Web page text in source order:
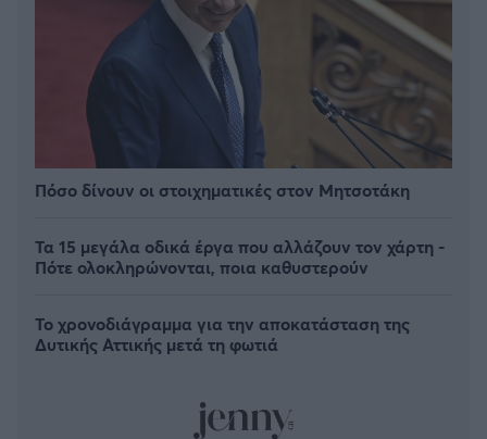
Πόσο δίνουν οι στοιχηματικές στον Μητσοτάκη
Τα 15 μεγάλα οδικά έργα που αλλάζουν τον χάρτη -
Πότε ολοκληρώνονται, ποια καθυστερούν
Το χρονοδιάγραμμα για την αποκατάσταση της
Δυτικής Αττικής μετά τη φωτιά